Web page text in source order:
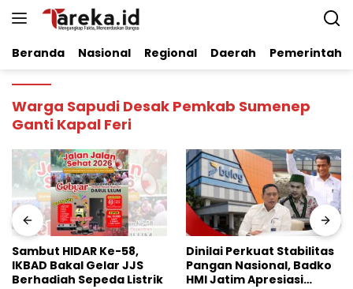
Beranda Nasional Regional Daerah
Warga Sapudi Desak Pemkab Sumenep
Ganti Kapal Feri
Sambut HIDAR Ke-58,
IKBAD Bakal Gelar JJS
Berhadiah Sepeda Listrik
Dinilai Perkuat Stabilitas
Pangan Nasional, Badko
HMI Jatim Apresiasi